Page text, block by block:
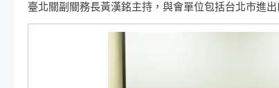
臺北關副關務長黃漢銘主持，與會單位包括台北市進